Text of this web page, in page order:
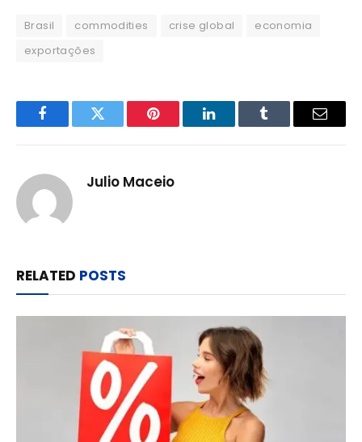
Brasil commodities crise global
economia
exportações
FacebookTwitter Pinterest LinkedInTumblr Email
Julio Maceio
RELATED POSTS